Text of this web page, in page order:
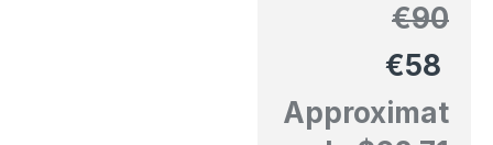
€90
€58
Approximat